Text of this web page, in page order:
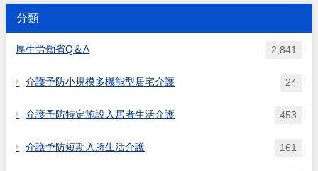
月の定期巡回・随時対応型訪問
介護看護費は具体的にどのよう
に取り扱うのか。
調整等で、実効性ある休息...
護予防サービスを行うこととし
分類
厚生労働省Q＆A 2,841
介護予防小規模多機能型居宅介護 24
介護予防特定施設入居者生活介護 453
介護予防短期入所生活介護 161